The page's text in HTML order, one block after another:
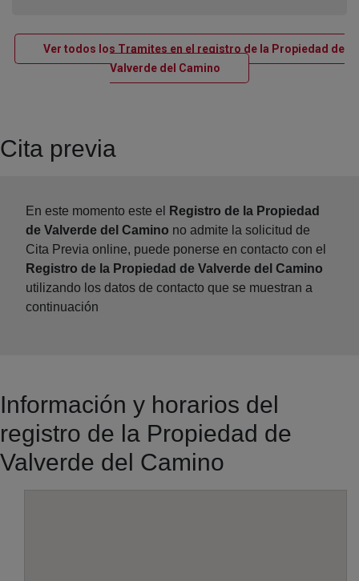
Ver todos los Tramites en el registro de la Propiedad de
Valverde del Camino Ventana nueva
Cita previa
En este momento este el
Registro de la Propiedad
de Valverde del Camino no admite la solicitud de
Cita Previa online, puede ponerse en contacto con el
Registro de la Propiedad de Valverde del Camino
utilizando los datos de contacto que se muestran a
continuación
Información y horarios del
registro de la Propiedad de
Valverde del Camino